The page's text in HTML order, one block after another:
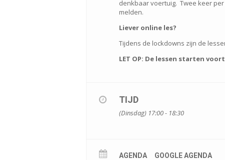
denkbaar voertuig. Twee keer
melden.
Liever online les?
Tijdens de lockdowns zijn de
LET OP: De lessen starten
TIJD
(Dinsdag) 17:00 - 18:30
AGENDA GOOGLE AGENDA